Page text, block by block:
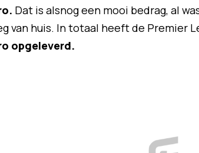
Dat is alsnog een mooi bedrag, al
van huis. In totaal heeft de Premier
opgeleverd.